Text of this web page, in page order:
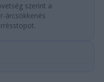
szerint a
árcsökkenés